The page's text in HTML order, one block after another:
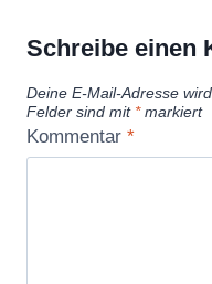
Schreibe einen
Deine E-Mail-Adresse
Felder sind mit *markiert
Kommentar *